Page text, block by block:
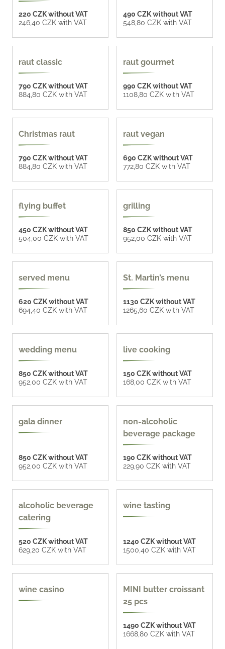
220 CZK without VAT
246,40 CZK with VAT
490 CZK without VAT
548,80 CZK with VAT
raut classic
790 CZK without VAT
884,80 CZK with VAT
raut gourmet
990 CZK without VAT
1108,80 CZK with VAT
Christmas raut
790 CZK without VAT
884,80 CZK with VAT
raut vegan
690 CZK without VAT
772,80 CZK with VAT
flying buffet
450 CZK without VAT
504,00 CZK with VAT
compose your menu
grilling
850 CZK without VAT
952,00 CZK with VAT
served menu
620 CZK without VAT
694,40 CZK with VAT
St. Martin’s menu
1130 CZK without VAT
1265,60 CZK with VAT
4 options
wedding menu
850 CZK without VAT
952,00 CZK with VAT
8 options
live cooking
150 CZK without VAT
168,00 CZK with VAT
4 options
gala dinner
850 CZK without VAT
952,00 CZK with VAT
more options
non-alcoholic
beverage package
190 CZK without VAT
229,90 CZK with VAT
more options
alcoholic beverage
catering
520 CZK without VAT
629,20 CZK with VAT
more options
wine tasting
1240 CZK without VAT
1500,40 CZK with VAT
wine casino
MINI butter croissant
25 pcs
1490 CZK without VAT
1668,80 CZK with VAT